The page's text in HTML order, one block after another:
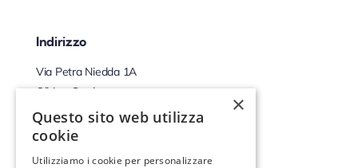
Indirizzo
Via Petra Niedda 1A
Olbia - Sardegna
07026 - Italia
Indicazioni >
×
Questo sito web utilizza
cookie
Utilizziamo i cookie per personalizzare